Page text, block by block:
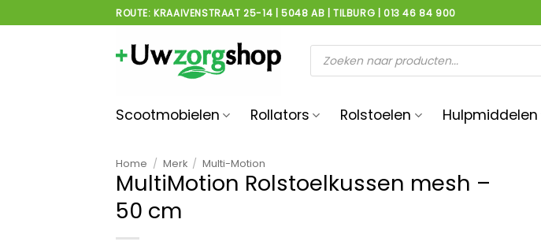
naar
ROUTE: KRAAIVENSTRAAT 25-14 | 5048 AB | TILBURG | 013 46 84 900
Producten
zoeken
Scootmobielen Rollators Rolstoelen Hulpmiddelen
Home / Merk / Multi-Motion
MultiMotion Rolstoelkussen mesh –
50 cm